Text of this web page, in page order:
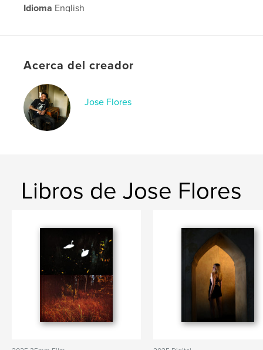
Idioma English
Acerca del creador
Jose Flores
Libros de Jose Flores